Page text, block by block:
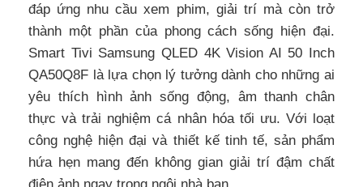
đáp ứng nhu cầu xem phim, giải trí mà còn trở
thành một phần của phong cách sống hiện đại.
Smart Tivi Samsung QLED 4K Vision AI 50 Inch
QA50Q8F là lựa chọn lý tưởng dành cho những ai
yêu thích hình ảnh sống động, âm thanh chân
thực và trải nghiệm cá nhân hóa tối ưu. Với loạt
công nghệ hiện đại và thiết kế tinh tế, sản phẩm
hứa hẹn mang đến không gian giải trí đậm chất